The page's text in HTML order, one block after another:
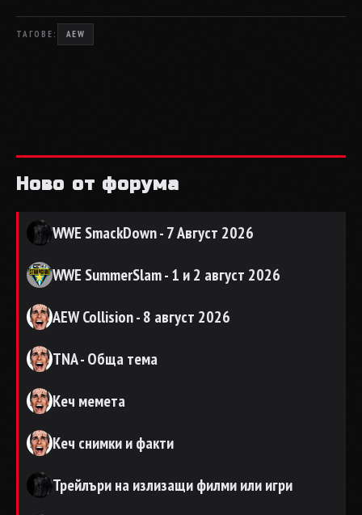
ТАГОВЕ: AEW
Ново от форума
WWE SmackDown - 7 Август 2026
WWE SummerSlam - 1 и 2 август 2026
AEW Collision - 8 август 2026
TNA - Обща тема
Кеч мемета
Кеч снимки и факти
Трейлъри на излизащи филми или игри